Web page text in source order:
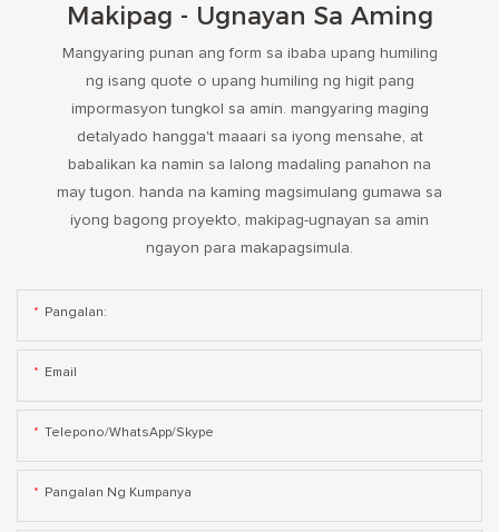
Makipag - Ugnayan Sa Aming
Mangyaring punan ang form sa ibaba upang humiling
ng isang quote o upang humiling ng higit pang
impormasyon tungkol sa amin. mangyaring maging
detalyado hangga't maaari sa iyong mensahe, at
babalikan ka namin sa lalong madaling panahon na
may tugon. handa na kaming magsimulang gumawa sa
iyong bagong proyekto, makipag-ugnayan sa amin
ngayon para makapagsimula.
Pangalan:
Email
Telepono/WhatsApp/Skype
Pangalan Ng Kumpanya